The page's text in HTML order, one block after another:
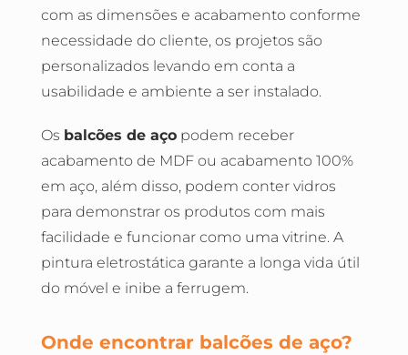
com as dimensões e acabamento conforme
necessidade do cliente, os projetos são
personalizados levando em conta a
usabilidade e ambiente a ser instalado.
Os balcões de açopodem receber
acabamento de MDF ou acabamento 100%
em aço, além disso, podem conter vidros
para demonstrar os produtos com mais
facilidade e funcionar como uma vitrine. A
pintura eletrostática garante a longa vida útil
do móvel e inibe a ferrugem.
Onde encontrar balcões de aço?